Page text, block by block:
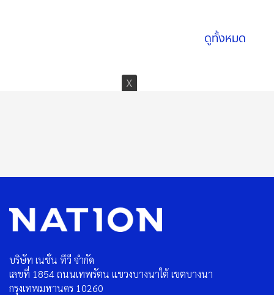
ดูทั้งหมด
บริษัท เนชั่น ทีวี จำกัด
เลขที่ 1854 ถนนเทพรัตน แขวงบางนาใต้ เขตบางนา
กรุงเทพมหานคร 10260